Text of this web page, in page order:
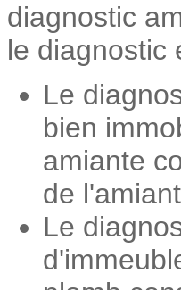
diagnostic
le diagnostic
Le
bien
amiante
de
Le